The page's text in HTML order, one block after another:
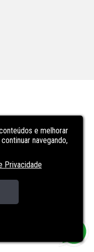
e melhorar
navegando,
Privacidade